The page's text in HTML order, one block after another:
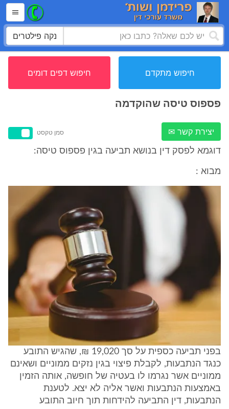
נקה פילטרים
חיפוש מתקדם חיפוש דפים דומים
פספוס טיסה שהוקדמה
יצירת קשר ✉ סמן טקסט
דוגמא לפסק דין בנושא תביעה בגין פספוס טיסה:
מבוא :
בפני תביעה כספית על סך 19,020 ₪, שהגיש התובע
כנגד הנתבעות, לקבלת פיצוי בגין נזקים ממוניים ושאינם
ממוניים אשר נגרמו לו בעטיה של חופשה, אותה הזמין
באמצעות הנתבעות ואשר אליה לא יצא. לטענת
הנתבעות, דין התביעה להידחות תוך חיוב התובע